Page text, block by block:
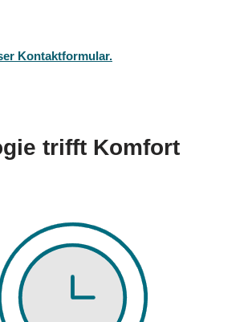
Kontaktformular.
trifft Komfort